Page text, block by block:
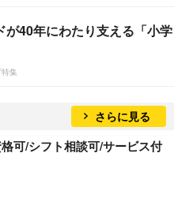
が40年にわたり支える「小学
集
さらに見る
可/シフト相談可/サービス付